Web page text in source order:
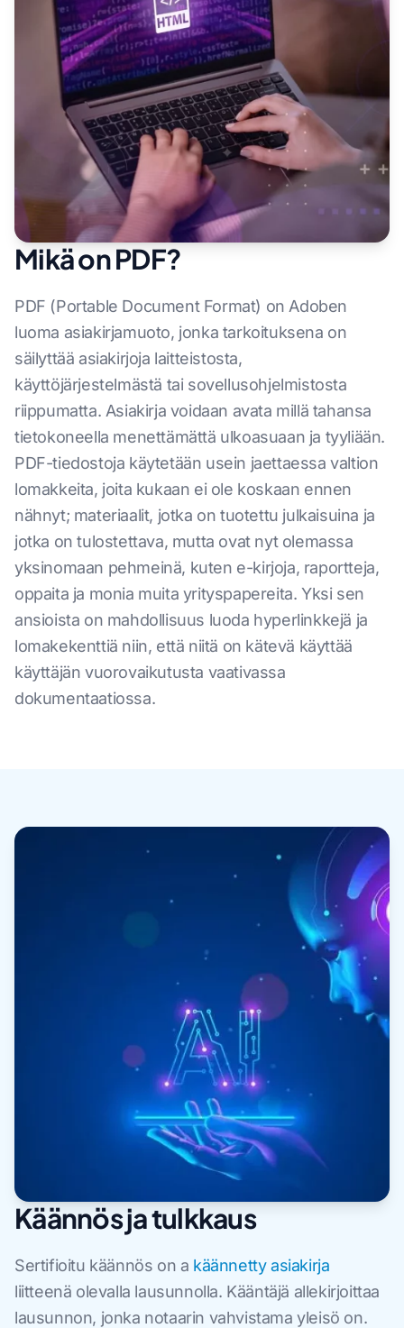
Mikä on PDF?
PDF (Portable Document Format) on Adoben
luoma asiakirjamuoto, jonka tarkoituksena on
säilyttää asiakirjoja laitteistosta,
käyttöjärjestelmästä tai sovellusohjelmistosta
riippumatta. Asiakirja voidaan avata millä tahansa
tietokoneella menettämättä ulkoasuaan ja tyyliään.
PDF-tiedostoja käytetään usein jaettaessa valtion
lomakkeita, joita kukaan ei ole koskaan ennen
nähnyt; materiaalit, jotka on tuotettu julkaisuina ja
jotka on tulostettava, mutta ovat nyt olemassa
yksinomaan pehmeinä, kuten e-kirjoja, raportteja,
oppaita ja monia muita yrityspapereita. Yksi sen
ansioista on mahdollisuus luoda hyperlinkkejä ja
lomakekenttiä niin, että niitä on kätevä käyttää
käyttäjän vuorovaikutusta vaativassa
dokumentaatiossa.
Käännös ja tulkkaus
Sertifioitu käännös on a käännetty asiakirja
liitteenä olevalla lausunnolla. Kääntäjä allekirjoittaa
lausunnon, jonka notaarin vahvistama yleisö on.